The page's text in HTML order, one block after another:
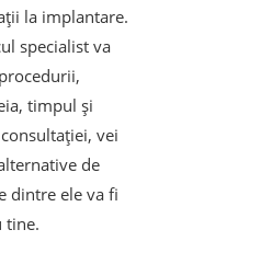
la implantare.
specialist va
timpul și
vei
de
dintre ele va fi
tine.